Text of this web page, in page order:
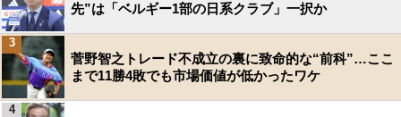
先”は「ベルギー1部の日系クラブ」一択か
菅野智之トレード不成立の裏に致命的な“前科”…ここ
まで11勝4敗でも市場価値が低かったワケ
3
4